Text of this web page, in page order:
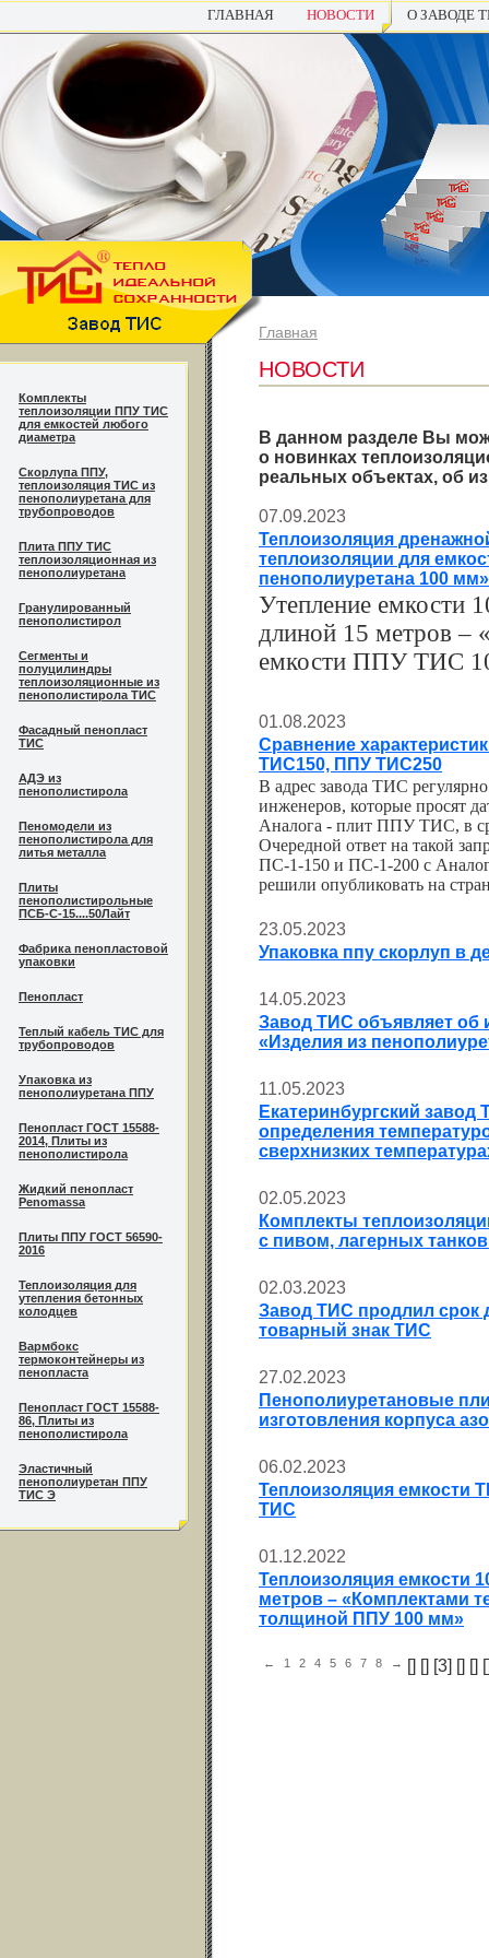
ГЛАВНАЯ НОВОСТИ О ЗАВОДЕ
Комплекты
теплоизоляции ППУ ТИС
для емкостей любого
диаметра
Cкорлупа ППУ,
теплоизоляция ТИС из
пенополиуретана для
трубопроводов
Плита ППУ ТИС
теплоизоляционная из
пенополиуретана
Гранулированный
пенополистирол
Сегменты и
полуцилиндры
теплоизоляционные из
пенополистирола ТИС
Фасадный пенопласт
ТИС
АДЭ из
пенополистирола
Пеномодели из
пенополистирола для
литья металла
Плиты
пенополистирольные
ПСБ-С-15....50Лайт
Фабрика пенопластовой
упаковки
Пенопласт
Теплый кабель ТИС для
трубопроводов
Упаковка из
пенополиуретана ППУ
Пенопласт ГОСТ 15588-
2014, Плиты из
пенополистирола
Жидкий пенопласт
Penomassa
Плиты ППУ ГОСТ 56590-
2016
Теплоизоляция для
утепления бетонных
колодцев
Вармбокс
термоконтейнеры из
пенопласта
Пенопласт ГОСТ 15588-
86, Плиты из
пенополистирола
Эластичный
пенополиуретан ППУ
ТИС Э
Главная
НОВОСТИ
В данном разделе Вы
о новинках
реальных объектах, об
07.09.2023
Теплоизоляция
теплоизоляции для
пенополиуретана 100
Утепление емкости
длиной 15 метров –
емкости ППУ ТИС
01.08.2023
Сравнение
ТИС150, ППУ ТИС250
В адрес завода ТИС
инженеров, которые просят
Аналога - плит ППУ ТИС, в
Очередной ответ на такой
ПС-1-150 и ПС-1-200 с
решили опубликовать на
23.05.2023
Упаковка ппу скорлуп в
14.05.2023
Завод ТИС объявляет об
«Изделия из
11.05.2023
Екатеринбургский завод
определения
сверхнизких
02.05.2023
Комплекты
с пивом, лагерных
02.03.2023
Завод ТИС продлил срок
товарный знак ТИС
27.02.2023
Пенополиуретановые
изготовления корпуса
06.02.2023
Теплоизоляция емкости
ТИС
01.12.2022
Теплоизоляция емкости
метров – «Комплектами
толщиной ППУ 100 мм»
← [
1 ] [
2 ] [3] [
4 ] [
5 ] [
6 7 8 →